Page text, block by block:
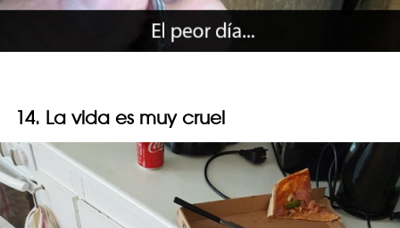
14. La vida es muy cruel